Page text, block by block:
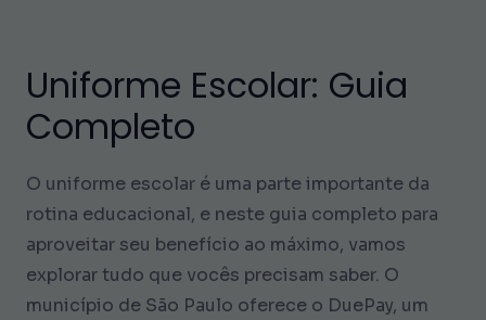
Uniforme Escolar: Guia
Completo
O uniforme escolar é uma parte importante da
rotina educacional, e neste guia completo para
aproveitar seu benefício ao máximo, vamos
explorar tudo que vocês precisam saber. O
município de São Paulo oferece o DuePay, um